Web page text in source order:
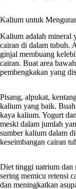
Kalium untuk
Kalium adalah mineral
cairan di dalam tubuh.
ginjal membuang
cairan. Buat area
pembengkakan yang
Pisang, alpukat,
kalium yang baik.
kaya kalium. Yogurt
meski dalam jumlah
sumber kalium dalam
keseimbangan cairan
Diet tinggi natrium dan
sering memicu retensi
dan meningkatkan